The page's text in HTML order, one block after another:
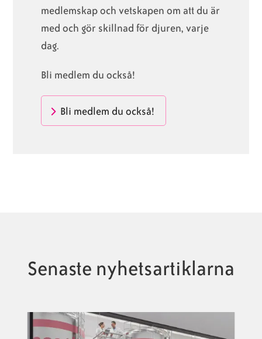
medlemskap och vetskapen om att du är
med och gör skillnad för djuren, varje
dag.
Bli medlem du också!
Bli medlem du också!
Senaste nyhetsartiklarna